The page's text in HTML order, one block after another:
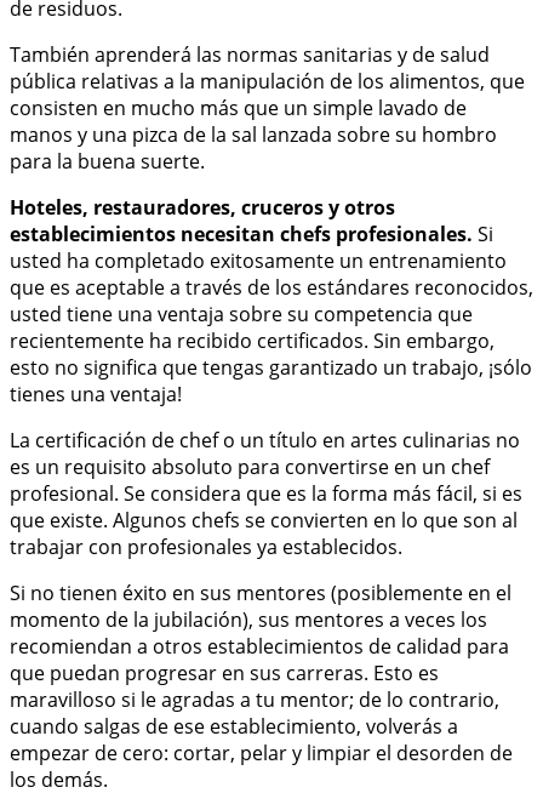
de residuos.
También aprenderá las normas sanitarias y de salud
pública relativas a la manipulación de los alimentos, que
consisten en mucho más que un simple lavado de
manos y una pizca de la sal lanzada sobre su hombro
para la buena suerte.
Hoteles, restauradores, cruceros y otros
establecimientos necesitan chefs profesionales. Si
usted ha completado exitosamente un entrenamiento
que es aceptable a través de los estándares reconocidos,
usted tiene una ventaja sobre su competencia que
recientemente ha recibido certificados. Sin embargo,
esto no significa que tengas garantizado un trabajo, ¡sólo
tienes una ventaja!
La certificación de chef o un título en artes culinarias no
es un requisito absoluto para convertirse en un chef
profesional. Se considera que es la forma más fácil, si es
que existe. Algunos chefs se convierten en lo que son al
trabajar con profesionales ya establecidos.
Si no tienen éxito en sus mentores (posiblemente en el
momento de la jubilación), sus mentores a veces los
recomiendan a otros establecimientos de calidad para
que puedan progresar en sus carreras. Esto es
maravilloso si le agradas a tu mentor; de lo contrario,
cuando salgas de ese establecimiento, volverás a
empezar de cero: cortar, pelar y limpiar el desorden de
los demás.